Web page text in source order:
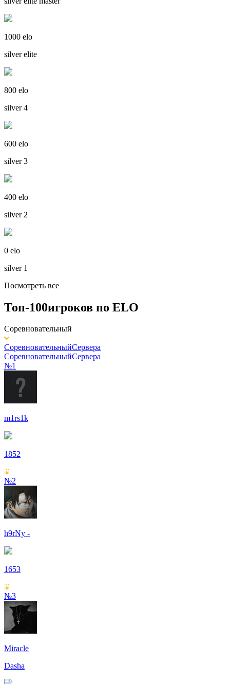
1000 elo
silver elite
800 elo
silver 4
600 elo
silver 3
400 elo
silver 2
0 elo
silver 1
Посмотреть все
Топ-100игроков по ELO
Соревновательный
СоревновательныйСервера
СоревновательныйСервера
№1
m1rs1k
1852
№2
h9rNy -
1653
№3
Miracle
Dasha